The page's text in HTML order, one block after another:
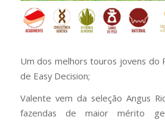
Um dos melhors touros jovens do
de Easy Decision;
Valente vem da seleção Angus
fazendas de maior mérito